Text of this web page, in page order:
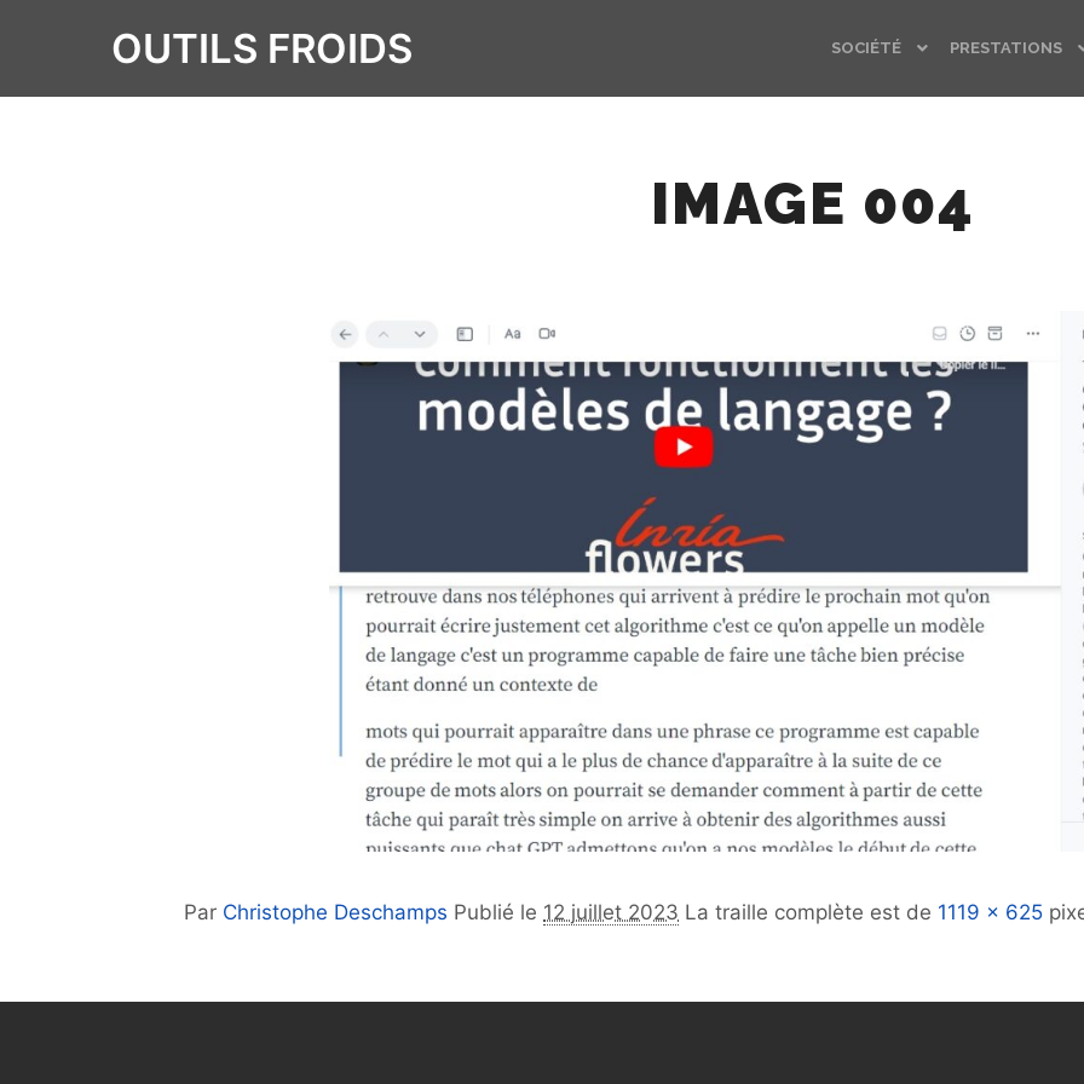
OUTILS FROIDS SOCIÉTÉ PRESTATIONS
IMAGE 004
Par Christophe Deschamps Publié le 12 juillet 2023 La traille complète est de 1119 × 625